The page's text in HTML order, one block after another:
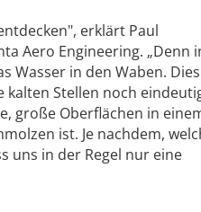
erklärt Paul
Aero Engineering. „Denn
Wasser in den Waben.
kalten Stellen noch
große Oberflächen in
ist. Je nachdem,
uns in der Regel nur eine